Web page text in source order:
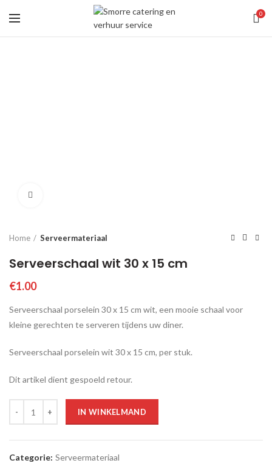
0
Home Serveermateriaal
Serveerschaal wit 30 x 15 cm
€1.00
Serveerschaal porselein 30 x 15 cm wit, een mooie schaal voor
kleine gerechten te serveren tijdens uw diner.
Serveerschaal porselein wit 30 x 15 cm, per stuk.
Dit artikel dient gespoeld retour.
IN WINKELMAND
Categorie: Serveermateriaal